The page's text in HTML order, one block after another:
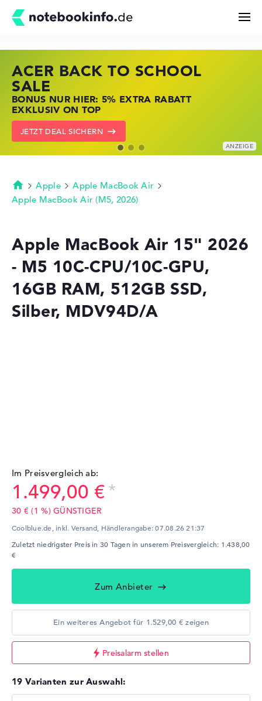
Kaufberatung
Technik & Wissen
Merkzettel
ACER BACK TO SCHOOL
SALE
BONUS NUR HIER: 5% EXTRA RABATT
EXKLUSIV ON TOP
JETZT DEAL SICHERN
HP STORE SSV DEALS
JETZT ZUGREIFEN: NOTEBOOKS BEI HP
KRÄFTIG REDUZIERT
ZU DEN HP ANGEBOTEN
LENOVO LAPTOP DEALS
NOTEBOOKS BEI LENOVO JETZT
KRÄFTIG REDUZIERT
LENOVO DEALS ZEIGEN
Startseite
Apple
Apple MacBook Air
Apple MacBook Air (M5, 2026)
Apple MacBook Air 15" 2026
- M5 10C-CPU/10C-GPU,
16GB RAM, 512GB SSD,
Silber, MDV94D/A
Im Preisvergleich ab:
1.499,00 €
30 € (1 %) GÜNSTIGER
Coolblue.de, inkl. Versand, Händlerangabe:07.08.26 21:37
Zuletzt niedrigster Preis in 30 Tagen in unserem Preisvergleich: 1.438,00
€
Zum Anbieter
Ein weiteres Angebot für 1.529,00 € zeigen
Preisalarm stellen
19 Varianten zur Auswahl: